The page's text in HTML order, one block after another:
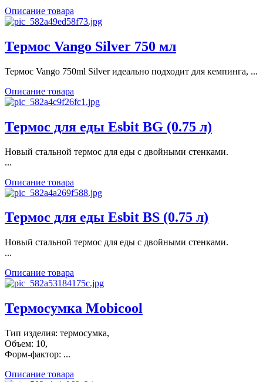
Описание товара
Термос Vango Silver 750 мл
Термос Vango 750ml Silver идеально подходит для кемпинга, ...
Описание товара
Термос для еды Esbit BG (0.75 л)
Новый стальной термос для еды с двойными стенками.
...
Описание товара
Термос для еды Esbit BS (0.75 л)
Новый стальной термос для еды с двойными стенками.
...
Описание товара
Термосумка Mobicool
Тип изделия: термосумка,
Объем: 10,
Форм-фактор: ...
Описание товара